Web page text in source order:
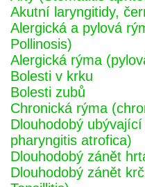
Akutní laryngitidy,
Alergická a pylová
Pollinosis)
Alergická rýma
Bolesti v krku
Bolesti zubů
Chronická rýma
Dlouhodobý
pharyngitis atrofica)
Dlouhodobý zánět
Dlouhodobý zánět